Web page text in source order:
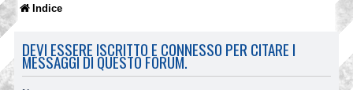
Indice
DEVI ESSERE ISCRITTO E CONNESSO PER CITARE I
MESSAGGI DI QUESTO FORUM.